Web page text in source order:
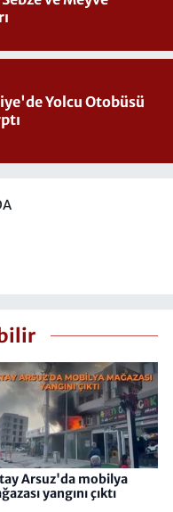
Yolcu Otobüsü
Arsuz'da mobilya
yangını çıktı